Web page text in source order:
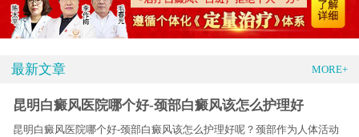
最新文章 MORE+
昆明白癜风医院哪个好-颈部白癜风该怎么护理好
昆明白癜风医院哪个好-颈部白癜风该怎么护理好呢？颈部作为人体活动